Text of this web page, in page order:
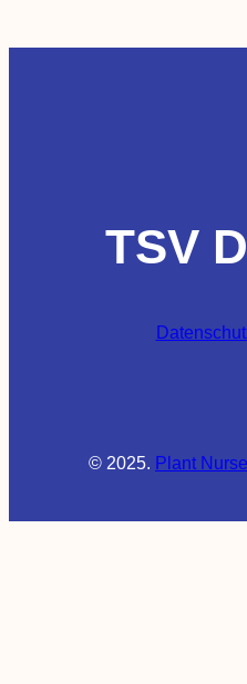
TSV
© 2025. Plant